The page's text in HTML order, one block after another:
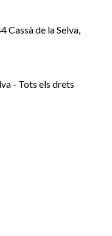
Cassà de la Selva,
- Tots els drets